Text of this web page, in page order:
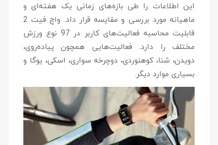
این اطلاعات را طی بازه‌های زمانی یک هفته‌ای و
ماهیانه مورد بررسی و مقایسه قرار داد. واچ فیت 2
قابلیت محاسبه فعالیت‌های کاربر در 97 نوع ورزش
مختلف را دارد. فعالیت‌هایی همچون پیاده‌روی،
دویدن، شنا، کوهنوردی، دوچرخه سواری، اسکی، یوگا و
بسیاری موارد دیگر.